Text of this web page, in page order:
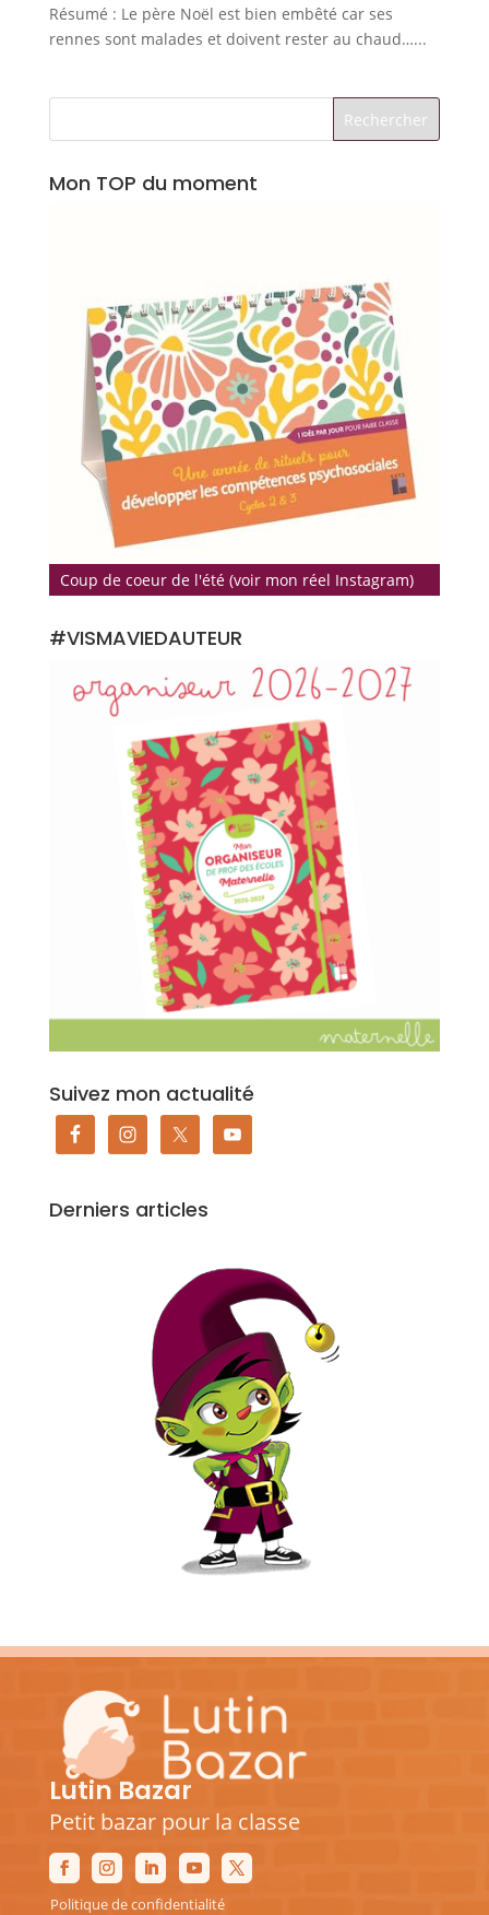
Résumé : Le père Noël est bien embêté car ses
rennes sont malades et doivent rester au chaud…...
Mon TOP du moment
Coup de coeur de l'été (voir mon réel Instagram)
#VISMAVIEDAUTEUR
Suivez mon actualité
Derniers articles
Lutin Bazar
Petit bazar pour la classe
Politique de confidentialité